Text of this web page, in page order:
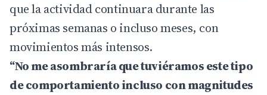
que la actividad continuara durante las
próximas semanas o incluso meses, con
movimientos más intensos.
“No me asombraría que tuviéramos este tipo
de comportamiento incluso con magnitudes